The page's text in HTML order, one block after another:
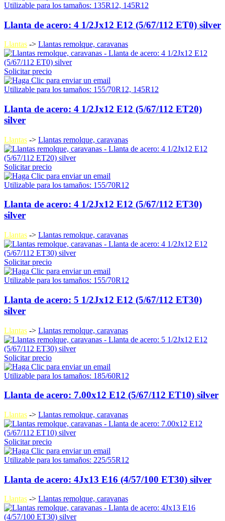
Utilizable para los tamaños: 135R12, 145R12
Llanta de acero: 4 1/2Jx12 E12 (5/67/112 ET0) silver
Llantas -> Llantas remolque, caravanas
Solicitar precio
Utilizable para los tamaños: 155/70R12, 145R12
Llanta de acero: 4 1/2Jx12 E12 (5/67/112 ET20)
silver
Llantas -> Llantas remolque, caravanas
Solicitar precio
Utilizable para los tamaños: 155/70R12
Llanta de acero: 4 1/2Jx12 E12 (5/67/112 ET30)
silver
Llantas -> Llantas remolque, caravanas
Solicitar precio
Utilizable para los tamaños: 155/70R12
Llanta de acero: 5 1/2Jx12 E12 (5/67/112 ET30)
silver
Llantas -> Llantas remolque, caravanas
Solicitar precio
Utilizable para los tamaños: 185/60R12
Llanta de acero: 7.00x12 E12 (5/67/112 ET10) silver
Llantas -> Llantas remolque, caravanas
Solicitar precio
Utilizable para los tamaños: 225/55R12
Llanta de acero: 4Jx13 E16 (4/57/100 ET30) silver
Llantas -> Llantas remolque, caravanas